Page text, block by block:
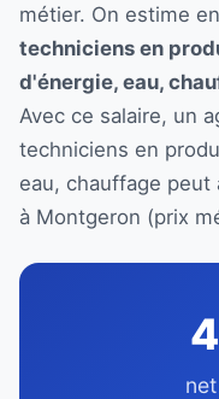
métier. On estime
techniciens en
d'énergie, eau,
Avec ce salaire, un
techniciens en
eau, chauffage peut
à Montgeron (prix